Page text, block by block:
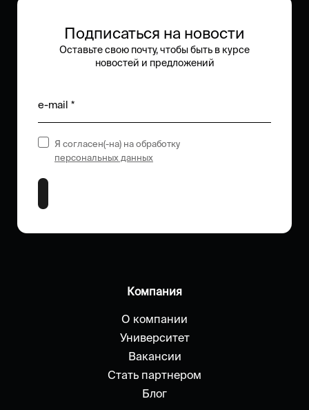
Подписаться на новости
Оставьте свою почту, чтобы быть в курсе
новостей и предложений
e-mail *
Я согласен(-на) на обработку
персональных данных
Компания
О компании
Университет
Вакансии
Стать партнером
Блог